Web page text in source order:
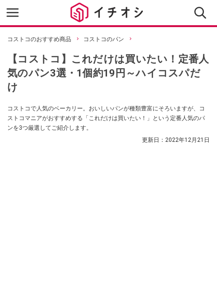
コストコのおすすめ商品 コストコのパン
【コストコ】これだけは買いたい！定番人
気のパン3選・1個約19円～ハイコスパだ
け
コストコで人気のベーカリー。おいしいパンが種類豊富にそろいますが、コ
ストコマニアがおすすめする「これだけは買いたい！」という定番人気のパ
ンを3つ厳選してご紹介します。
更新日： 2022年12月21日